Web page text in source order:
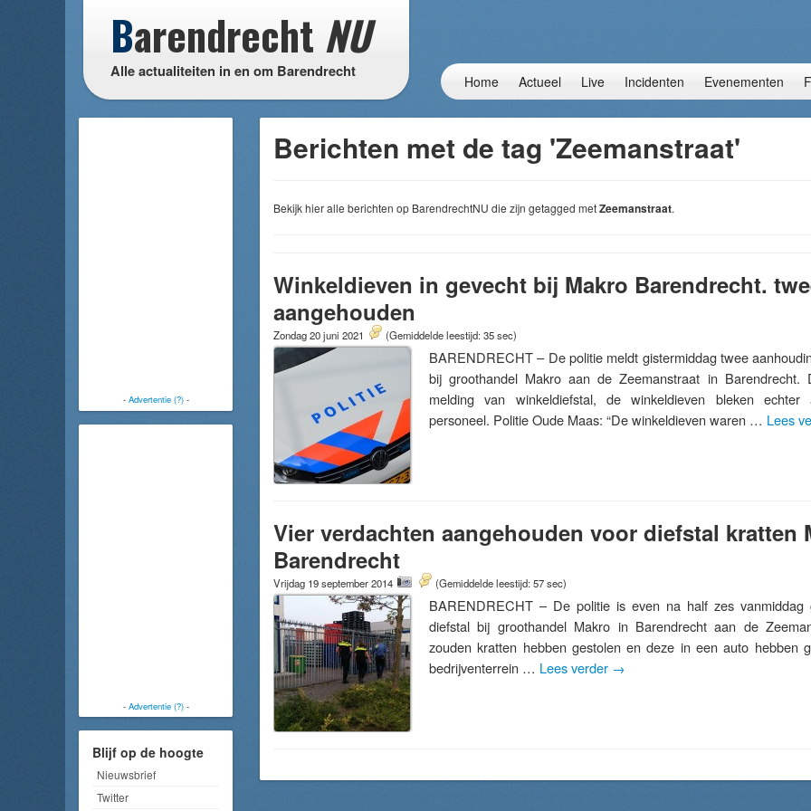
Barendrecht NU
Alle actualiteiten in en om Barendrecht
Home Actueel Live Incidenten Evenementen
- Advertentie (?)-
- Advertentie (?)-
Blijf op de hoogte
Nieuwsbrief
Twitter
Berichten met de tag 'Zeemanstraat'
Bekijk hier alle berichten op BarendrechtNU die zijn getagged metZeemanstraat.
Winkeldieven in gevecht bij Makro Barendrecht.
aangehouden
Zondag 20 juni 2021 (Gemiddelde leestijd: 35 sec)
BARENDRECHT – De politie meldt gistermiddag twee
bij groothandel Makro aan de Zeemanstraat in Barendrecht.
melding van winkeldiefstal, de winkeldieven bleken echter
personeel. Politie Oude Maas: “De winkeldieven waren … Lees
Vier verdachten aangehouden voor diefstal kratten
Barendrecht
Vrijdag 19 september 2014 (Gemiddelde leestijd: 57 sec)
BARENDRECHT – De politie is even na half zes vanmiddag
diefstal bij groothandel Makro in Barendrecht aan de
zouden kratten hebben gestolen en deze in een auto hebben
bedrijventerrein … Lees verder →